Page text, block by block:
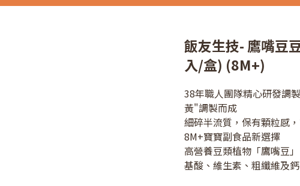
飯友生技- 鷹嘴豆
入/盒) (8M+)
38年職人團隊精心研發調
黃"調製而成
細碎半流質，保有顆粒感
8M+寶寶副食品新選擇
高營養豆類植物「鷹嘴豆
基酸、維生素、粗纖維及